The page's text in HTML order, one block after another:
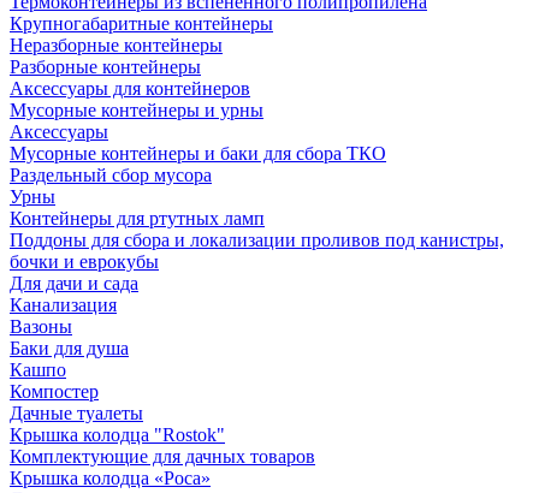
Крупногабаритные контейнеры
Неразборные контейнеры
Разборные контейнеры
Аксессуары для контейнеров
Мусорные контейнеры и урны
Аксессуары
Мусорные контейнеры и баки для сбора ТКО
Раздельный сбор мусора
Урны
Контейнеры для ртутных ламп
Поддоны для сбора и локализации проливов под канистры,
бочки и еврокубы
Для дачи и сада
Канализация
Вазоны
Баки для душа
Кашпо
Компостер
Дачные туалеты
Крышка колодца "Rostok"
Комплектующие для дачных товаров
Крышка колодца «Роса»